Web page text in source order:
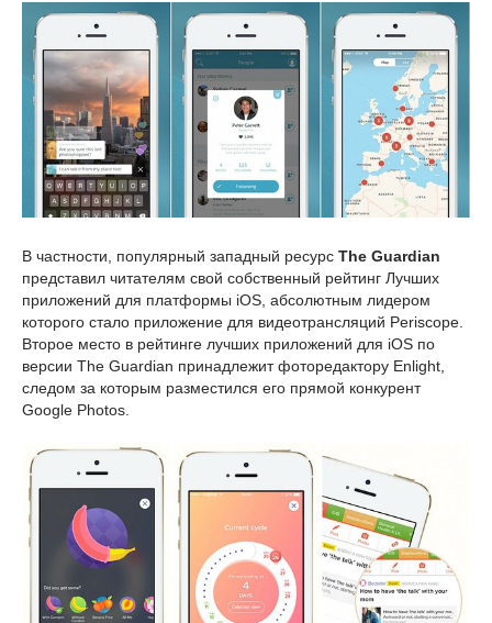
В частности, популярный западный ресурс The Guardian
представил читателям свой собственный рейтинг Лучших
приложений для платформы iOS, абсолютным лидером
которого стало приложение для видеотрансляций Periscope.
Второе место в рейтинге лучших приложений для iOS по
версии The Guardian принадлежит фоторедактору Enlight,
следом за которым разместился его прямой конкурент
Google Photos.